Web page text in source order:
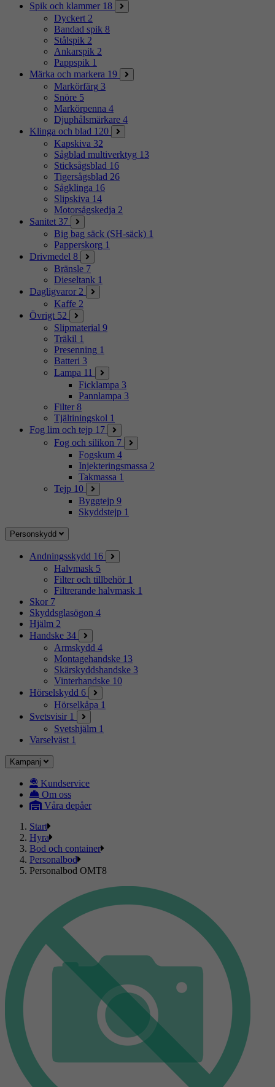
Spik och klammer 18
Dyckert 2
Bandad spik 8
Stålspik 2
Ankarspik 2
Pappspik 1
Märka och markera 19
Markörfärg 3
Snöre 5
Markörpenna 4
Djuphålsmärkare 4
Klinga och blad 120
Kapskiva 32
Sågblad multiverktyg 13
Sticksågsblad 16
Tigersågsblad 26
Sågklinga 16
Slipskiva 14
Motorsågskedja 2
Sanitet 37
Big bag säck (SH-säck) 1
Papperskorg 1
Drivmedel 8
Bränsle 7
Dieseltank 1
Dagligvaror 2
Kaffe 2
Övrigt 52
Slipmaterial 9
Träkil 1
Presenning 1
Batteri 3
Lampa 11
Ficklampa 3
Pannlampa 3
Filter 8
Tjältiningskol 1
Fog lim och tejp 17
Fog och silikon 7
Fogskum 4
Injekteringsmassa 2
Takmassa 1
Tejp 10
Byggtejp 9
Skyddstejp 1
Personskydd
Andningsskydd 16
Halvmask 5
Filter och tillbehör 1
Filtrerande halvmask 1
Skor 7
Skyddsglasögon 4
Hjälm 2
Handske 34
Armskydd 4
Montagehandske 13
Skärskyddshandske 3
Vinterhandske 10
Hörselskydd 6
Hörselkåpa 1
Svetsvisir 1
Svetshjälm 1
Varselväst 1
Kampanj
Kundservice
Om oss
Våra depåer
Start
Hyra
Bod och container
Personalbod
Personalbod OMT8